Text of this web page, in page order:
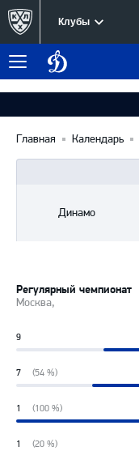
Клубы
Меню
Динамо
Москва
Главная Календарь
Москва,
Регулярный чемпионат
Динамо
9
7
(54 %)
1
(100 %)
1
(20 %)